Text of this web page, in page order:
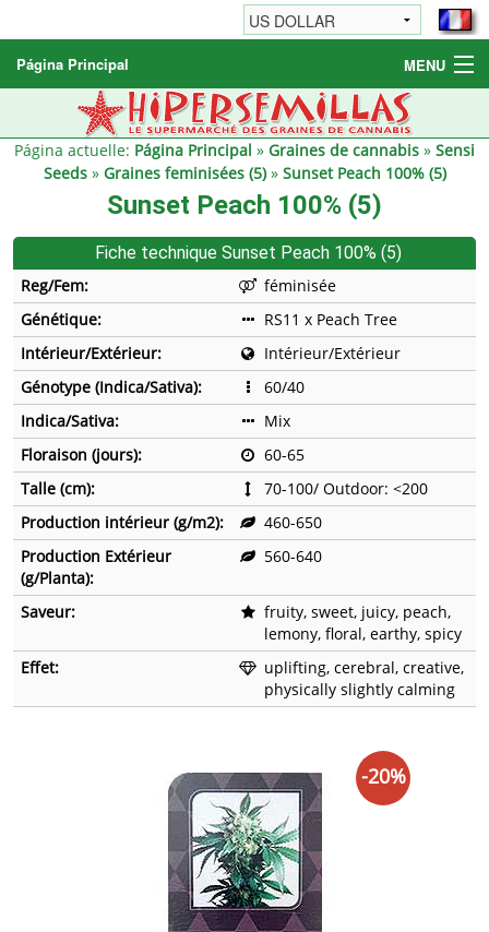
Página Principal MENU
Graines de cannabis
Autres produits
Página actuelle: Página Principal » Graines de cannabis » Sensi
Seeds» Graines feminisées (5)» Sunset Peach 100% (5)
Sunset Peach 100% (5)
Fiche technique Sunset Peach 100% (5)
Reg/Fem:
féminisée
Génétique:
RS11 x Peach Tree
Intérieur/Extérieur:
Intérieur/Extérieur
Génotype (Indica/Sativa):
60/40
Indica/Sativa:
Mix
Floraison (jours):
60-65
Talle (cm):
70-100/ Outdoor: <200
Production intérieur (g/m2):
460-650
Production Extérieur
(g/Planta):
560-640
Saveur:
fruity, sweet, juicy, peach,
lemony, floral, earthy, spicy
Effet:
uplifting, cerebral, creative,
physically slightly calming
-20%